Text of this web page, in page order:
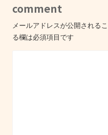
comment
メールアドレスが公開される
る欄は必須項目です